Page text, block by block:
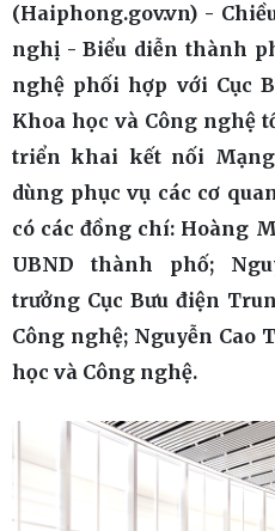
(Haiphong.gov.vn) -
nghị - Biểu diễn thành
nghệ phối hợp với Cục
Khoa học và Công nghệ
triển khai kết nối
dùng phục vụ các cơ
có các đồng chí: Hoàng
UBND thành phố;
trưởng Cục Bưu điện
Công nghệ; Nguyễn Cao
học và Công nghệ.